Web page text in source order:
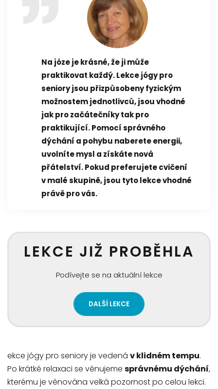
Na józe je krásné, že ji může
praktikovat každý. Lekce jógy pro
seniory jsou přizpůsobeny fyzickým
možnostem jednotlivců, jsou vhodné
jak pro začátečníky tak pro
praktikující. Pomocí správného
dýchání a pohybu naberete energii,
uvolníte mysl a získáte nová
přátelství. Pokud preferujete cvičení
v malé skupině, jsou tyto lekce vhodné
právě pro vás.
LEKCE JIŽ PROBĚHLA
Podívejte se na aktuální lekce
DALŠÍ LEKCE
ekce jógy pro seniory je vedená v klidném tempu.
Po krátké relaxaci se věnujeme správnému dýchání,
kterému je věnována velká pozornost po celou lekci.